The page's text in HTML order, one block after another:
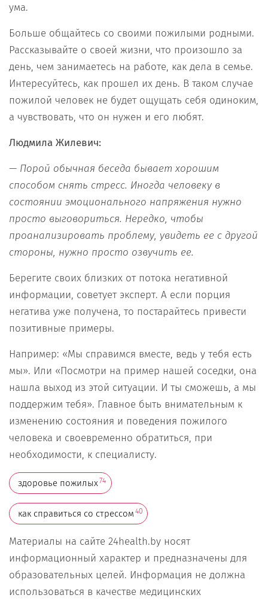
ума.
Больше общайтесь со своими пожилыми родными.
Рассказывайте о своей жизни, что произошло за
день, чем занимаетесь на работе, как дела в семье.
Интересуйтесь, как прошел их день. В таком случае
пожилой человек не будет ощущать себя одиноким,
а чувствовать, что он нужен и его любят.
Людмила Жилевич:
— Порой обычная беседа бывает хорошим
способом снять стресс. Иногда человеку в
состоянии эмоционального напряжения нужно
просто выговориться. Нередко, чтобы
проанализировать проблему, увидеть ее с другой
стороны, нужно просто озвучить ее.
Берегите своих близких от потока негативной
информации, советует эксперт. А если порция
негатива уже получена, то постарайтесь привести
позитивные примеры.
Например: «Мы справимся вместе, ведь у тебя есть
мы». Или «Посмотри на пример нашей соседки, она
нашла выход из этой ситуации. И ты сможешь, а мы
поддержим тебя». Главное быть внимательным к
изменению состояния и поведения пожилого
человека и своевременно обратиться, при
необходимости, к специалисту.
здоровье пожилых74
как справиться со стрессом 40
Материалы на сайте 24health.by носят
информационный характер и предназначены для
образовательных целей. Информация не должна
использоваться в качестве медицинских